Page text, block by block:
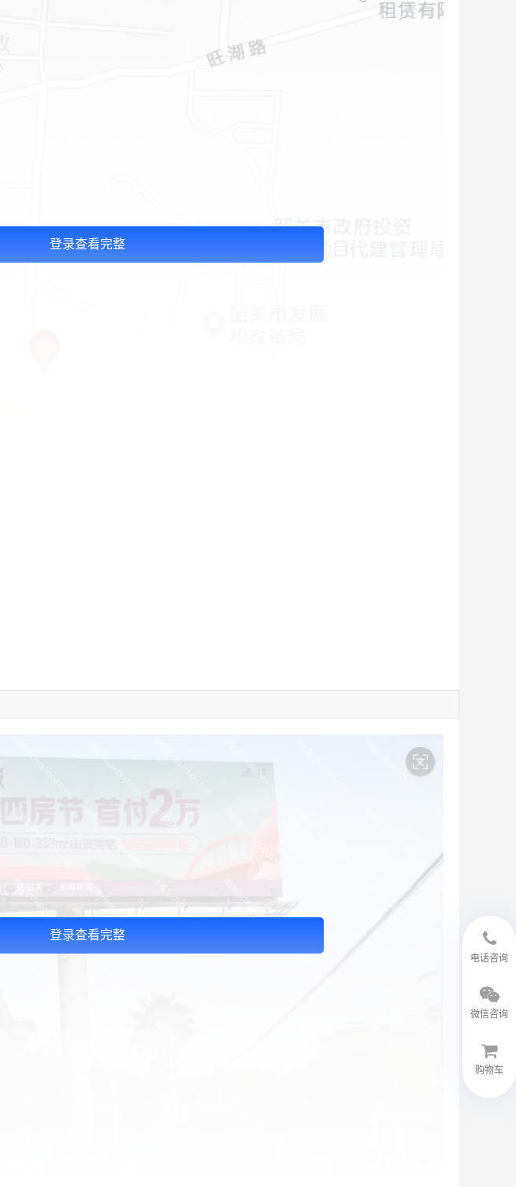
登录查看完整
登录查看完整
电话咨询
微信咨询
购物车